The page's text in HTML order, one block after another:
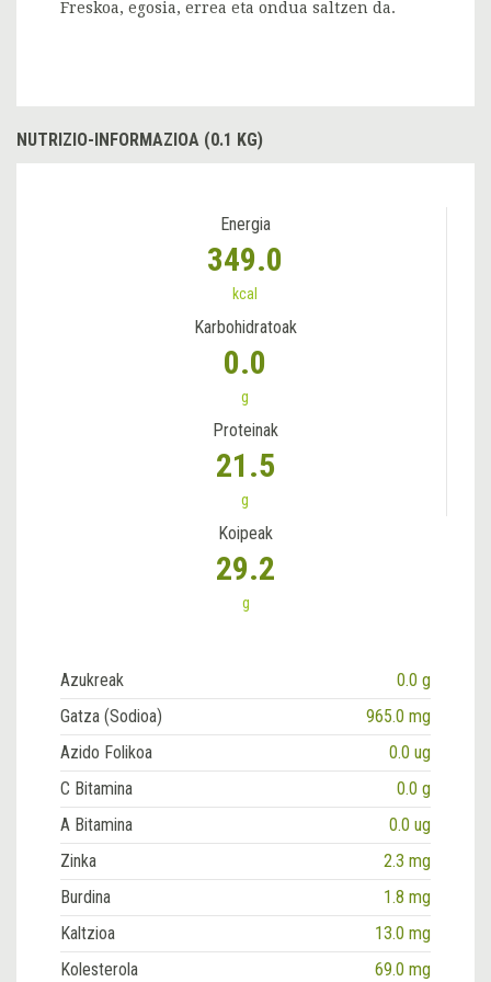
Freskoa, egosia, errea eta ondua saltzen da.
NUTRIZIO-INFORMAZIOA (0.1 KG)
Energia
349.0
kcal
Karbohidratoak
0.0
g
Proteinak
21.5
g
Koipeak
29.2
g
Azukreak
0.0 g
Gatza (Sodioa)
965.0 mg
Azido Folikoa
0.0 ug
C Bitamina
0.0 g
A Bitamina
0.0 ug
Zinka
2.3 mg
Burdina
1.8 mg
Kaltzioa
13.0 mg
Kolesterola
69.0 mg